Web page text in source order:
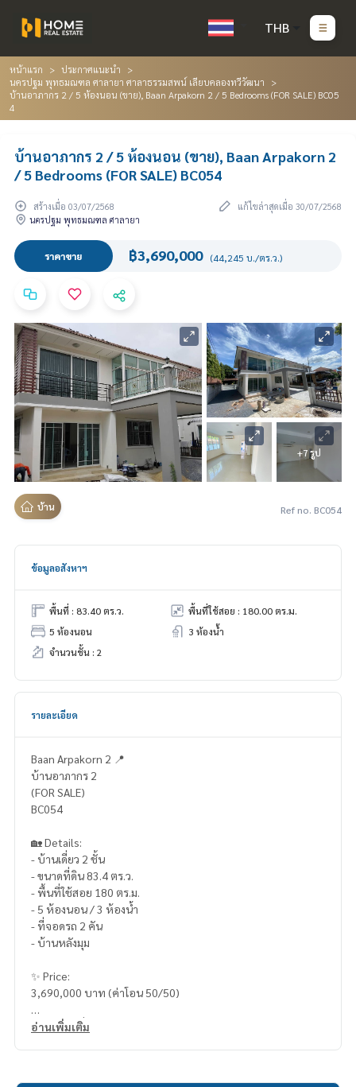
THB
หน้าแรก
ประกาศแนะนำ
นครปฐม พุทธมณฑล ศาลายา ศาลาธรรมสพน์ เลียบคลองทวีวัฒนา
บ้านอาภากร 2 / 5 ห้องนอน (ขาย), Baan Arpakorn 2 / 5 Bedrooms (FOR SALE) BC05
4
บ้านอาภากร 2 / 5 ห้องนอน (ขาย), Baan Arpakorn 2
/ 5 Bedrooms (FOR SALE) BC054
สร้างเมื่อ 03/07/2568
แก้ไขล่าสุดเมื่อ 30/07/2568
นครปฐม พุทธมณฑล ศาลายา
ราคาขาย ฿3,690,000 (44,245 บ./ตร.ว.)
+7 รูป
บ้าน Ref no. BC054
ข้อมูลอสังหาฯ
พื้นที่ : 83.40 ตร.ว.
พื้นที่ใช้สอย : 180.00 ตร.ม.
5 ห้องนอน
3 ห้องน้ำ
จำนวนชั้น : 2
รายละเอียด
Baan Arpakorn 2 📍
บ้านอาภากร 2
(FOR SALE)
BC054
🏡 Details:
- บ้านเดี่ยว 2 ชั้น
- ขนาดที่ดิน 83.4 ตร.ว.
- พื้นที่ใช้สอย 180 ตร.ม.
- 5 ห้องนอน / 3 ห้องน้ำ
- ที่จอดรถ 2 คัน
- บ้านหลังมุม
✨ Price:
3,690,000 บาท (ค่าโอน 50/50)
บริการสินเชื่อฟรี! เลือกได้ทุกธนาคาร
อ่านเพิ่มเติม